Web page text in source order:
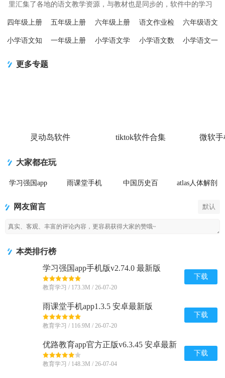
里汇集了各地的语文教学资源，与教材也是同步的，软件中的学习
四年级上册
V3.1040.2.12
五年级上册
V3.1042.2.12
六年级上册
V3.1044.16
语文作业检
app2.0.0最新
六年级语文
1.6.6安卓版
小学语文知
app2.6.6最新
一年级上册
小学语文学
小学语文数
小学语文一
更多专题
灵动岛软件 tiktok软件合集 微软手
大家都在玩
学习强国app
雨课堂手机
中国历史百
atlas人体解剖
网友留言 默认
本类排行榜
学习强国app手机版v2.74.0 最新版
教育学习 / 173.3M / 26-07-20
下载
雨课堂手机app1.3.5 安卓最新版
教育学习 / 116.9M / 26-07-20
下载
优路教育app官方正版v6.3.45 安卓最新
版
教育学习 / 148.3M / 26-07-04
下载